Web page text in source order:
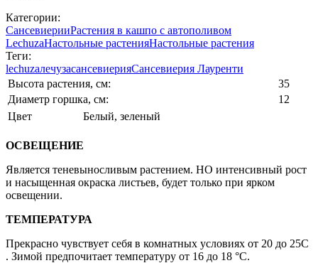
Категории:
СансевиерииРастения в кашпо с автополивом
LechuzaНастольные растенияНастольные растения
Теги:
lechuzaлечузасансевиерияСансевиерия Лауренти
Высота растения, см:
35
Диаметр горшка, см:
12
Цвет
Белый, зеленый
ОСВЕЩЕНИЕ
Является теневыносливым растением. НО интенсивный рост
и насыщенная окраска листьев, будет только при ярком
освещении.
ТЕМПЕРАТУРА
Прекрасно чувствует себя в комнатных условиях от 20 до 25С
. Зимой предпочитает температуру от 16 до 18 °C.